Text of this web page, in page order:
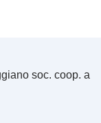
soc. coop. a